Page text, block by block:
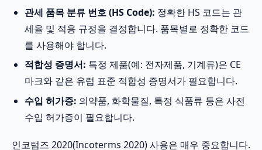
관세 품목 분류 번호 (HS Code): 정확한 HS 코드는 관
세율 및 적용 규정을 결정합니다. 품목별로 정확한 코드
를 사용해야 합니다.
적합성 증명서: 특정 제품(예: 전자제품, 기계류)은 CE
마크와 같은 유럽 표준 적합성 증명서가 필요합니다.
수입 허가증: 의약품, 화학물질, 특정 식품류 등은 사전
수입 허가증이 필요합니다.
인코텀즈 2020(Incoterms 2020) 사용은 매우 중요합니다.